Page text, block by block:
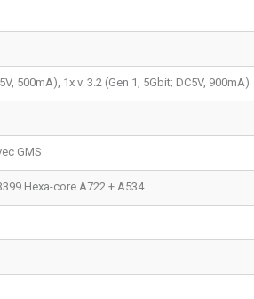
500mA), 1x v. 3.2 (Gen 1, 5Gbit; DC5V, 900mA)
GMS
Hexa-core A722 + A534